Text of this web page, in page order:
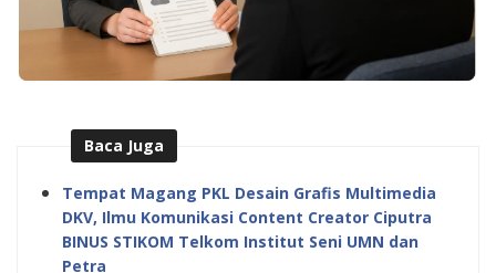
Baca Juga
Tempat Magang PKL Desain Grafis Multimedia
DKV, Ilmu Komunikasi Content Creator Ciputra
BINUS STIKOM Telkom Institut Seni UMN dan
Petra